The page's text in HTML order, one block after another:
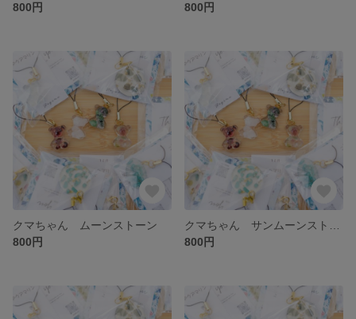
800円
800円
クマちゃん ムーンストーン
800円
800円